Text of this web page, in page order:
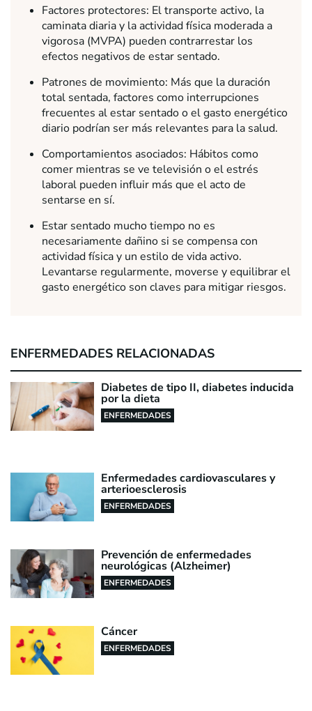
Factores protectores: El transporte activo, la
caminata diaria y la actividad física moderada a
vigorosa (MVPA) pueden contrarrestar los
efectos negativos de estar sentado.
Patrones de movimiento: Más que la duración
total sentada, factores como interrupciones
frecuentes al estar sentado o el gasto energético
diario podrían ser más relevantes para la salud.
Comportamientos asociados: Hábitos como
comer mientras se ve televisión o el estrés
laboral pueden influir más que el acto de
sentarse en sí.
Estar sentado mucho tiempo no es
necesariamente dañino si se compensa con
actividad física y un estilo de vida activo.
Levantarse regularmente, moverse y equilibrar el
gasto energético son claves para mitigar riesgos.
ENFERMEDADES RELACIONADAS
Diabetes de tipo II, diabetes inducida
por la dieta
ENFERMEDADES
Enfermedades cardiovasculares y
arterioesclerosis
ENFERMEDADES
Prevención de enfermedades
neurológicas (Alzheimer)
ENFERMEDADES
Cáncer
ENFERMEDADES